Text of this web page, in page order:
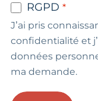
RGPD
J’ai pris
confidentialité et
données
ma demande.